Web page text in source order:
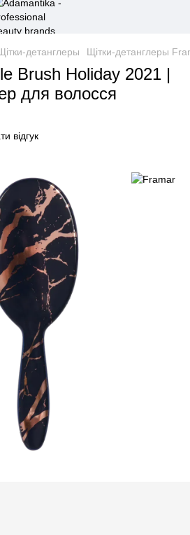
детанглеры Щітки-детанглеры
Brush Holiday 2021 |
для волосся
відгук